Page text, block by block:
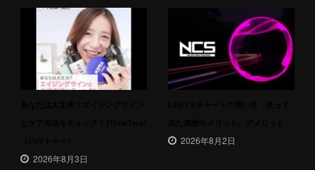
2026年8月3日
2026年8月2日